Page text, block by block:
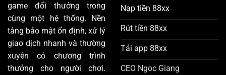
game đổi thưởng trong
cùng một hệ thống. Nền
tảng bảo mật ổn định, xử lý
giao dịch nhanh và thường
xuyên có chương trình
thưởng cho người chơi.
Nạp tiền 88xx
Rút tiền 88xx
Tải app 88xx
CEO Ngoc Giang